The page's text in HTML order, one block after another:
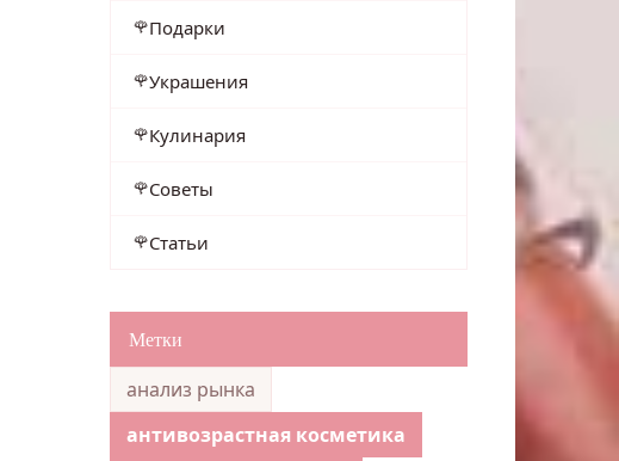
Подарки
Украшения
Кулинария
Советы
Статьи
Метки
анализ рынка
антивозрастная косметика